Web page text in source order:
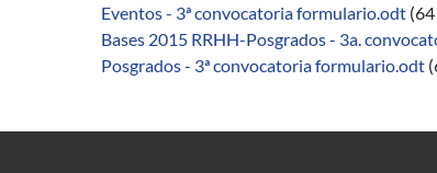
Eventos - 3ª convocatoria formulario.odt
Bases 2015 RRHH-Posgrados - 3a.
Posgrados - 3ª convocatoria formulario.odt